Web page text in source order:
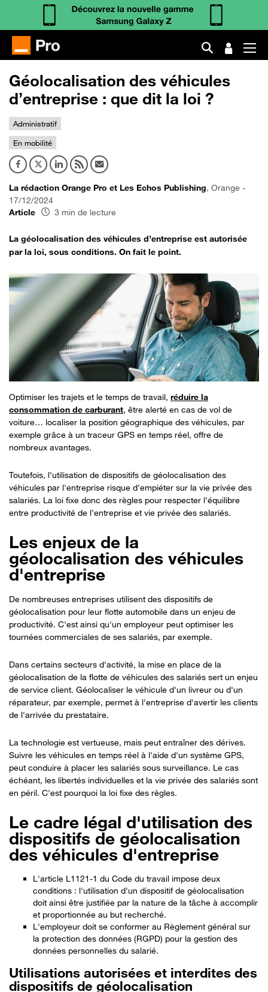
Géolocalisation des véhicules
d’entreprise : que dit la loi ?
Administratif
En mobilité
La rédaction Orange Pro et Les Echos Publishing, Orange -
17/12/2024
Article
3 min de lecture
La géolocalisation des véhicules d’entreprise est autorisée
par la loi, sous conditions. On fait le point.
Optimiser les trajets et le temps de travail, réduire la
consommation de carburant, être alerté en cas de vol de
voiture… localiser la position géographique des véhicules, par
exemple grâce à un traceur GPS en temps réel, offre de
nombreux avantages.
Toutefois, l'utilisation de dispositifs de géolocalisation des
véhicules par l'entreprise risque d'empiéter sur la vie privée des
salariés. La loi fixe donc des règles pour respecter l'équilibre
entre productivité de l'entreprise et vie privée des salariés.
Les enjeux de la
géolocalisation des véhicules
d'entreprise
De nombreuses entreprises utilisent des dispositifs de
géolocalisation pour leur flotte automobile dans un enjeu de
productivité. C'est ainsi qu'un employeur peut optimiser les
tournées commerciales de ses salariés, par exemple.
Dans certains secteurs d'activité, la mise en place de la
géolocalisation de la flotte de véhicules des salariés sert un enjeu
de service client. Géolocaliser le véhicule d'un livreur ou d'un
réparateur, par exemple, permet à l'entreprise d'avertir les clients
de l'arrivée du prestataire.
La technologie est vertueuse, mais peut entraîner des dérives.
Suivre les véhicules en temps réel à l'aide d'un système GPS,
peut conduire à placer les salariés sous surveillance. Le cas
échéant, les libertés individuelles et la vie privée des salariés sont
en péril. C'est pourquoi la loi fixe des règles.
Le cadre légal d'utilisation des
dispositifs de géolocalisation
des véhicules d'entreprise
L'article L1121-1 du Code du travail impose deux
conditions : l'utilisation d'un dispositif de géolocalisation
doit ainsi être justifiée par la nature de la tâche à accomplir
et proportionnée au but recherché.
L'employeur doit se conformer au Règlement général sur
la protection des données (RGPD) pour la gestion des
données personnelles du salarié.
Utilisations autorisées et interdites des
dispositifs de géolocalisation